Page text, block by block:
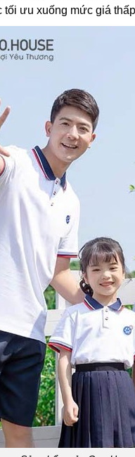
ưu xuống mức giá